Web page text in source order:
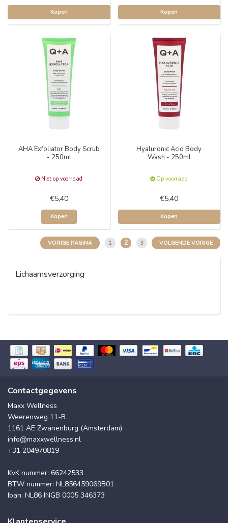
Kopen Kopen
AHA Exfoliator Body Scrub
- 250ml
Niet op voorraad
€5,40
Kopen
Hyaluronic Acid Body
Wash - 250ml
Op voorraad
€5,40
Kopen
VORIGE PAGINA 1 2 3 VOLGENDE VORIGE
Lichaamsverzorging
Contactgegevens
Maxx Wellness
Weerenweg 11-B
1161 AE Zwanenburg (Amsterdam)
info@maxxwellness.nl
+31 204970819
KvK nummer: 66242533
BTW nummer: NL856459069B01
Iban: NL86 INGB 0005 346373